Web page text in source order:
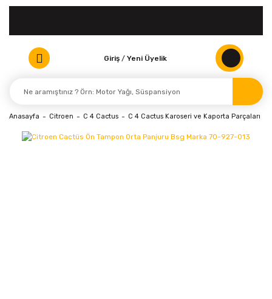
Giriş / Yeni Üyelik
Anasayfa Citroen C 4 Cactus C 4 Cactus Karoseri ve Kaporta Parçaları